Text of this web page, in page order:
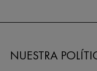
NUESTRA